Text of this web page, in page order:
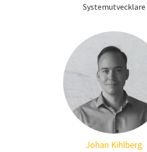
Systemutvecklare
Johan Kihlberg